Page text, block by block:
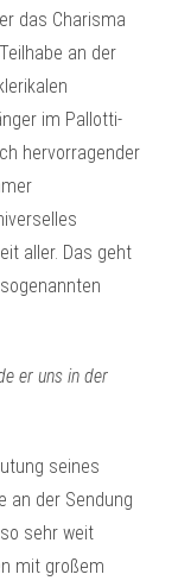
das Charisma
an der
im Pallotti-
hervorragender
aller. Das geht
er uns in der
seines
an der Sendung
sehr weit
mit großem